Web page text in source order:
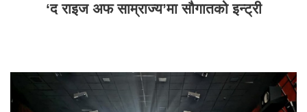
‘द राइज अफ साम्राज्य’मा सौगातको इन्ट्री